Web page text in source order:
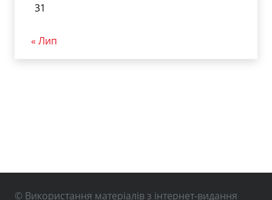
31
« Лип
© Використання матеріалів з інтернет-видання